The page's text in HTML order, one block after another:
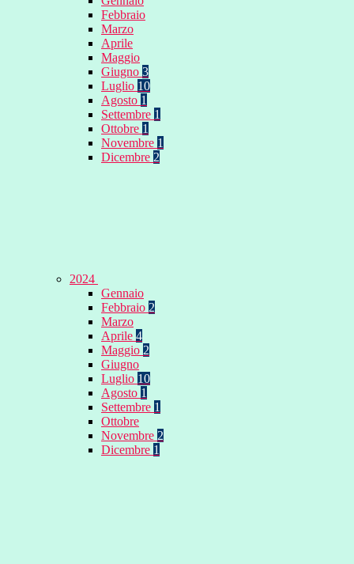
Febbraio
Marzo
Aprile
Maggio
Giugno 3
Luglio 10
Agosto 1
Settembre 1
Ottobre 1
Novembre 1
Dicembre 2
2024
Gennaio
Febbraio 2
Marzo
Aprile 4
Maggio 2
Giugno
Luglio 10
Agosto 1
Settembre 1
Ottobre
Novembre 2
Dicembre 1